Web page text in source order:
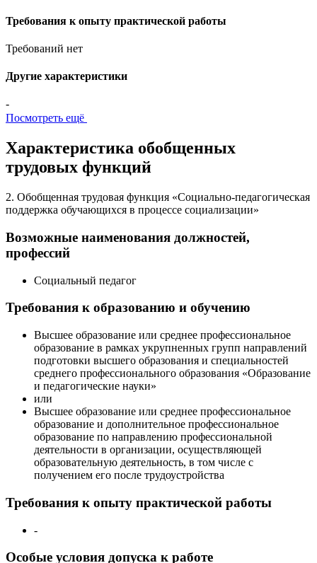
Требования к опыту практической работы
Требований нет
Другие характеристики
-
Посмотреть ещё
Характеристика обобщенных
трудовых функций
2. Обобщенная трудовая функция «Социально-педагогическая
поддержка обучающихся в процессе социализации»
Возможные наименования должностей,
профессий
Социальный педагог
Требования к образованию и обучению
Высшее образование или среднее профессиональное
образование в рамках укрупненных групп направлений
подготовки высшего образования и специальностей
среднего профессионального образования «Образование
и педагогические науки»
или
Высшее образование или среднее профессиональное
образование и дополнительное профессиональное
образование по направлению профессиональной
деятельности в организации, осуществляющей
образовательную деятельность, в том числе с
получением его после трудоустройства
Требования к опыту практической работы
-
Особые условия допуска к работе